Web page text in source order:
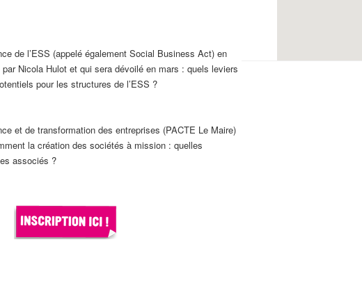
de l’ESS (appelé également Social Business Act) en
Nicola Hulot et qui sera dévoilé en mars : quels leviers
pour les structures de l’ESS ?
et de transformation des entreprises (PACTE Le Maire)
la création des sociétés à mission : quelles
associés ?